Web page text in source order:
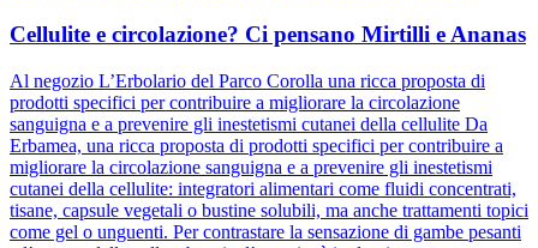
Cellulite e circolazione? Ci pensano Mirtilli e Ananas
Al negozio L’Erbolario del Parco Corolla una ricca proposta di
prodotti specifici per contribuire a migliorare la circolazione
sanguigna e a prevenire gli inestetismi cutanei della cellulite Da
Erbamea, una ricca proposta di prodotti specifici per contribuire a
migliorare la circolazione sanguigna e a prevenire gli inestetismi
cutanei della cellulite: integratori alimentari come fluidi concentrati,
tisane, capsule vegetali o bustine solubili, ma anche trattamenti topici
come gel o unguenti. Per contrastare la sensazione di gambe pesanti